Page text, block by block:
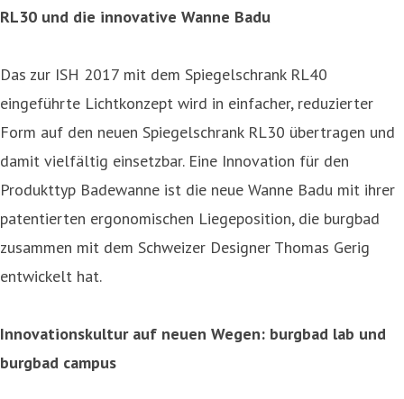
RL30 und die innovative Wanne Badu
Das zur ISH 2017 mit dem Spiegelschrank RL40
eingeführte Lichtkonzept wird in einfacher, reduzierter
Form auf den neuen Spiegelschrank RL30 übertragen und
damit vielfältig einsetzbar. Eine Innovation für den
Produkttyp Badewanne ist die neue Wanne Badu mit ihrer
patentierten ergonomischen Liegeposition, die burgbad
zusammen mit dem Schweizer Designer Thomas Gerig
entwickelt hat.
Innovationskultur auf neuen Wegen: burgbad lab und
burgbad campus